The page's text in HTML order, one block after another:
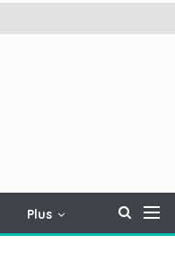
Plus